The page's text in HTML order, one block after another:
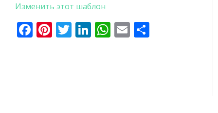
Изменить этот шаблон
Facebook
Pinterest
Twitter
LinkedIn
WhatsApp
Email